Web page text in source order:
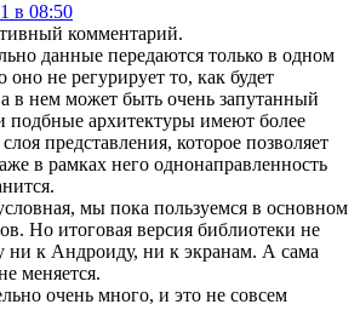
в 08:50
комментарий.
данные передаются только в одном
не регурирует то, как будет
в нем может быть очень запутанный
архитектуры имеют более
представления, которое позволяет
в рамках него однонаправленность
мы пока пользуемся в основном
Но итоговая версия библиотеки не
ни к Андроиду, ни к экранам. А сама
меняется.
очень много, и это не совсем